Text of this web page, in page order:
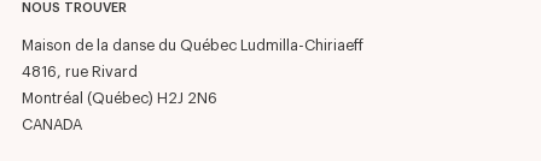
NOUS TROUVER
Maison de la danse du Québec Ludmilla-Chiriaeff
4816, rue Rivard
Montréal (Québec) H2J 2N6
CANADA